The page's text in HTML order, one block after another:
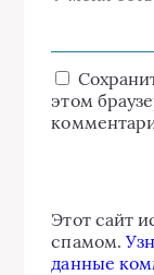
этом
Этот сайт
спамом.
данные